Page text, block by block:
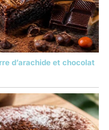
d’arachide et chocolat